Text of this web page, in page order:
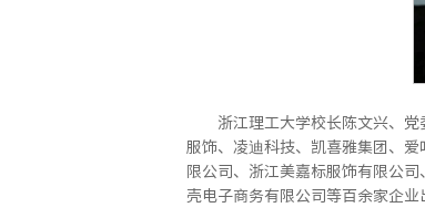
浙江理工大学校长陈文兴、
服饰、凌迪科技、凯喜雅集团、
限公司、浙江美嘉标服饰有限公
壳电子商务有限公司等百余家企业